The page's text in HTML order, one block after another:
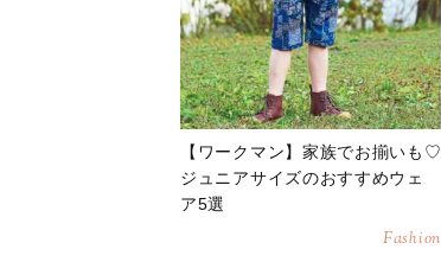
【ワークマン】家族でお揃いも♡
ジュニアサイズのおすすめウェ
ア5選
Fashion